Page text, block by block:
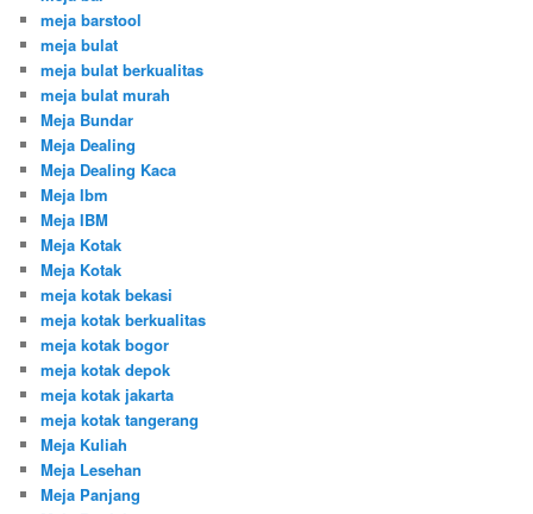
meja barstool
meja bulat
meja bulat berkualitas
meja bulat murah
Meja Bundar
Meja Dealing
Meja Dealing Kaca
Meja Ibm
Meja IBM
Meja Kotak
Meja Kotak
meja kotak bekasi
meja kotak berkualitas
meja kotak bogor
meja kotak depok
meja kotak jakarta
meja kotak tangerang
Meja Kuliah
Meja Lesehan
Meja Panjang